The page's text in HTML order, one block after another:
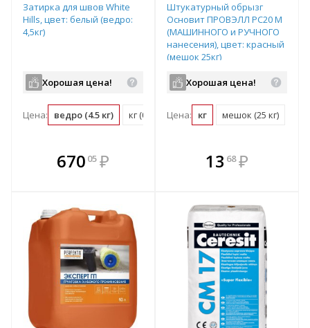
Затирка для швов White
Hills, цвет: белый (ведро:
4,5кг)
Хорошая цена!
Цена: ведро (4.5 кг) кг (0.22 ведро)
670 05 ₽
В комплекте
всегда выгоднее!
Штукатурный обрызг
Основит ПРОВЭЛЛ PC20 M
(МАШИННОГО и РУЧНОГО
нанесения), цвет: красный
(мешок 25кг)
Хорошая цена!
Цена: кг мешок (25 кг)
В комплекте
всегда выгоднее!
13 68 ₽